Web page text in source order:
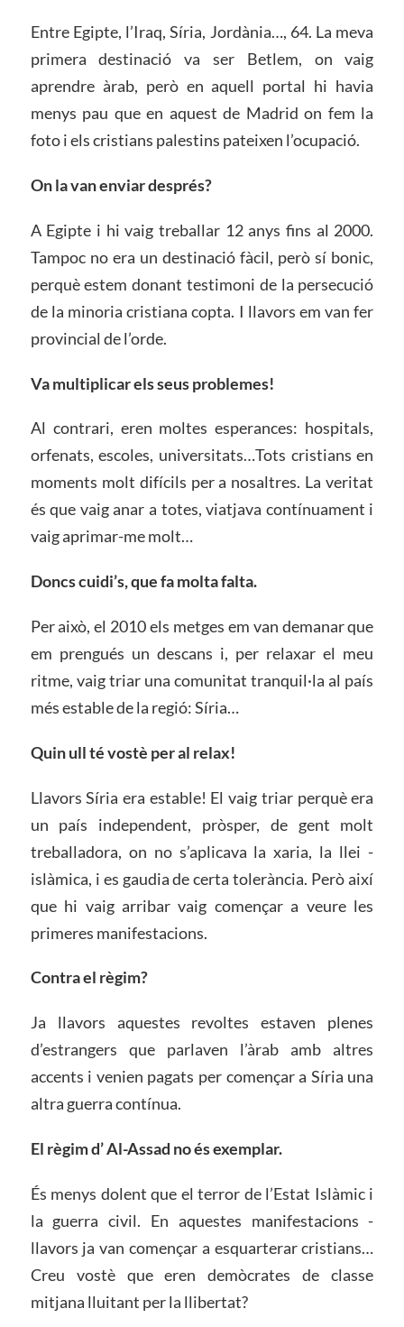
Entre Egipte, l’Iraq, Síria, Jordània…, 64. La meva
primera destinació va ser Betlem, on vaig
aprendre àrab, però en aquell portal hi havia
menys pau que en aquest de Madrid on fem la
foto i els cristians palestins pateixen l’ocupació.
On la van enviar després?
A Egipte i hi vaig treballar 12 anys fins al 2000.
Tampoc no era un destinació fàcil, però sí bonic,
perquè estem donant testimoni de la persecució
de la minoria cristiana copta. I llavors em van fer
provincial de l’orde.
Va multiplicar els seus problemes!
Al contrari, eren moltes esperances: hospitals,
orfenats, escoles, universitats…Tots cristians en
moments molt difícils per a nosaltres. La veritat
és que vaig anar a totes, viatjava contínuament i
vaig aprimar-me molt…
Doncs cuidi’s, que fa molta falta.
Per això, el 2010 els metges em van demanar que
em prengués un descans i, per relaxar el meu
ritme, vaig triar una comunitat tranquil·la al país
més estable de la regió: Síria…
Quin ull té vostè per al relax!
Llavors Síria era estable! El vaig triar perquè era
un país independent, pròsper, de gent molt
treballadora, on no s’aplicava la xaria, la llei ­
islàmica, i es gaudia de certa tolerància. Però així
que hi vaig arribar vaig començar a veure les
primeres manifestacions.
Contra el règim?
Ja llavors aquestes revoltes estaven plenes
d’estrangers que parlaven l’àrab amb altres
accents i venien pagats per començar a Síria una
altra guerra contínua.
El règim d’ Al-Assad no és exemplar.
És menys dolent que el terror de l’Estat Islàmic i
la guerra civil. En aquestes manifestacions ­
llavors ja van començar a esquarterar cristians…
Creu vostè que eren demòcrates de classe
mitjana lluitant per la llibertat?